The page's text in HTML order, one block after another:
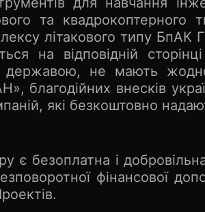
та квадрокоптерного
літакового типу
на відповідній
державою, не мають
благодійних внесків
які безкоштовно
є безоплатна і
фінансової